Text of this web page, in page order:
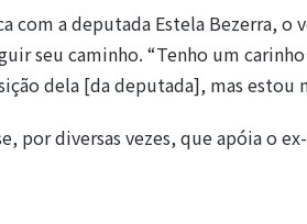
com a deputada Estela Bezerra,
seu caminho. “Tenho um
dela [da deputada], mas
por diversas vezes, que apóia o